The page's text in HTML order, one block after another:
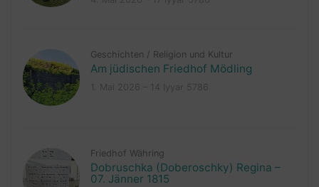
Geschichten / Religion und Kultur
Am jüdischen Friedhof Mödling
Friedhof Währing
Dobruschka (Doberoschky) Regina –
07. Jänner 1815